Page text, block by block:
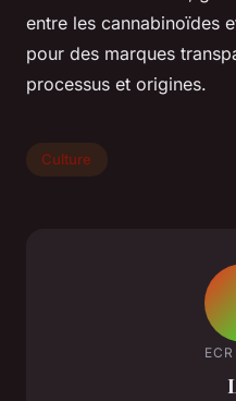
entre les cannabinoïdes
pour des marques
processus et origines.
Culture